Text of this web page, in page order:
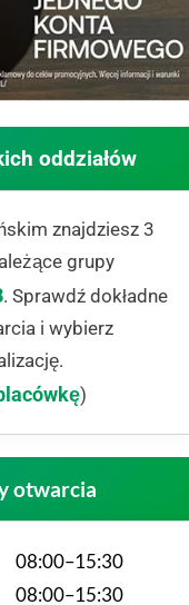
oddziałów
znajdziesz 3
grupy
. Sprawdź dokładne
i wybierz
)
otwarcia
08:00–15:30
08:00–15:30